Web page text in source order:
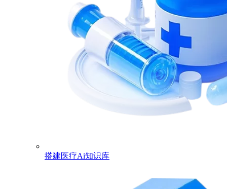
搭建医疗Ai知识库